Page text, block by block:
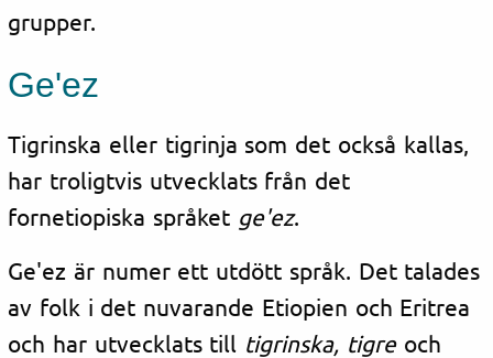
grupper.
Ge'ez
Tigrinska eller tigrinja som det också kallas,
har troligtvis utvecklats från det
fornetiopiska språket ge'ez.
Ge'ez är numer ett utdött språk. Det talades
av folk i det nuvarande Etiopien och Eritrea
och har utvecklats till tigrinska, tigreoch